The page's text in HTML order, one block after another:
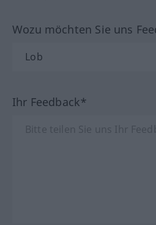
Wozu möchten Sie uns
Ihr Feedback*